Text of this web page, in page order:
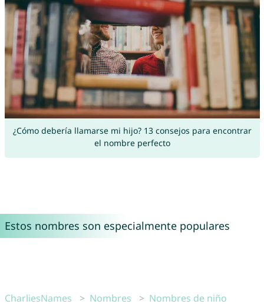
¿Cómo debería llamarse mi hijo? 13 consejos para encontrar
el nombre perfecto
Estos nombres son especialmente populares
CharliesNames Nombres
Nombres de niño